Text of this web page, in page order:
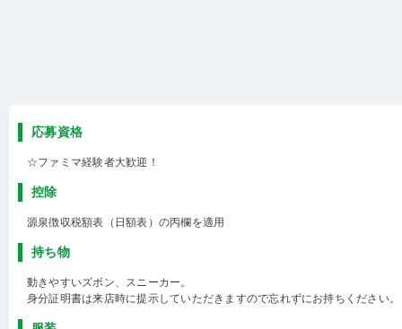
応募資格
☆ファミマ経験者大歓迎！
控除
源泉徴収税額表（日額表）の丙欄を適用
持ち物
動きやすいズボン、スニーカー。
身分証明書は来店時に提示していただきますので忘れずにお持ちください。